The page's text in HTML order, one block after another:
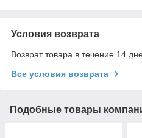
Условия возврата
Возврат товара в течение 14
Все условия возврата
Подобные товары